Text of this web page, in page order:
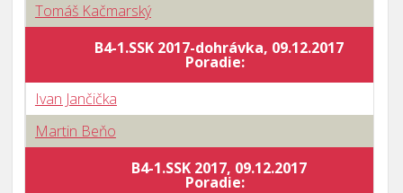
Tomáš Kačmarský
B4-1.SSK 2017-dohrávka, 09.12.2017
Poradie:
Ivan Jančička
Martin Beňo
B4-1.SSK 2017, 09.12.2017
Poradie: